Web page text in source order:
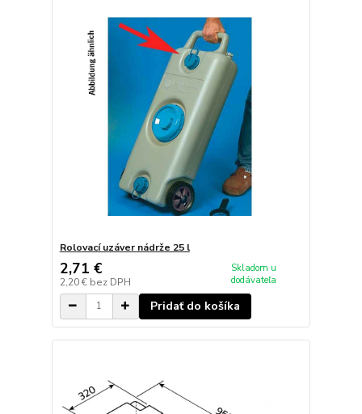
Rolovací uzáver nádrže 25 l
2,71 €
2,20 € bez DPH
Skladom u
dodávateľa
Pridať do košíka